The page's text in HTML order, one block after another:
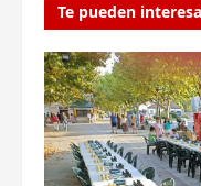
Te pueden